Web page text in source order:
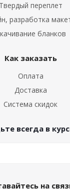
Твердый переплет
разработка
бланков
Как заказать
Оплата
Доставка
Система скидок
всегда в
на